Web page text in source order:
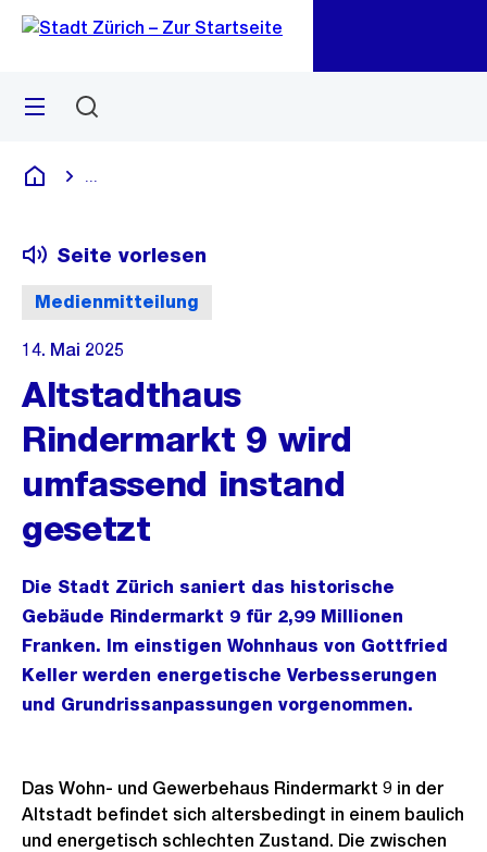
Navigation
Sprunglink
Menü
Deutsch
Medienmitteilung
Seite vorlesen
14. Mai 2025
Altstadthaus
Rindermarkt 9 wird
umfassend instand
gesetzt
Die Stadt Zürich saniert das historische
Gebäude Rindermarkt 9 für 2,99 Millionen
Franken. Im einstigen Wohnhaus von Gottfried
Keller werden energetische Verbesserungen
und Grundrissanpassungen vorgenommen.
Das Wohn- und Gewerbehaus Rindermarkt 9 in der
Altstadt befindet sich altersbedingt in einem baulich
und energetisch schlechten Zustand. Die zwischen